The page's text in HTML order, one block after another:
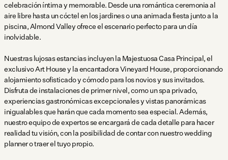
celebración íntima y memorable. Desde una romántica ceremonia al
aire libre hasta un cóctel en los jardines o una animada fiesta junto a la
piscina, Almond Valley ofrece el escenario perfecto para un día
inolvidable.
Nuestras lujosas estancias incluyen la Majestuosa Casa Principal, el
exclusivo Art House y la encantadora Vineyard House, proporcionando
alojamiento sofisticado y cómodo para los novios y sus invitados.
Disfruta de instalaciones de primer nivel, como un spa privado,
experiencias gastronómicas excepcionales y vistas panorámicas
inigualables que harán que cada momento sea especial. Además,
nuestro equipo de expertos se encargará de cada detalle para hacer
realidad tu visión, con la posibilidad de contar con nuestro wedding
planner o traer el tuyo propio.